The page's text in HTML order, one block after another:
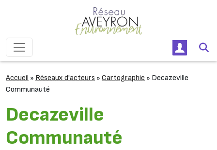
Navigation principale
Accueil » Réseaux d'acteurs » Cartographie » Decazeville
Communauté
Decazeville
Communauté